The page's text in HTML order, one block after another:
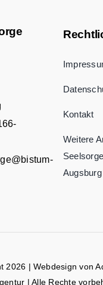
Kontakt
Weitere
Augsburg
2026 | Webdesign von
| Alle Rechte